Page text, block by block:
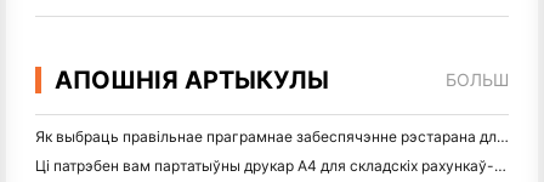
АПОШНІЯ АРТЫКУЛЫ БОЛЬШ
Як выбраць правільнае праграмнае забеспячэнне рэстарана для вашага маленькага або сярэдняга рэстарана
Ці патрэбен вам партатыўны друкар A4 для складскіх рахункаў-фактур? Што на самай справе працуе